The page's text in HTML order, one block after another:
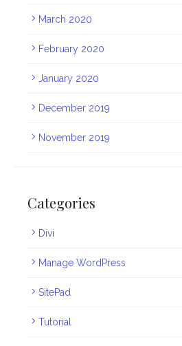
March 2020
February 2020
January 2020
December 2019
November 2019
Categories
Divi
Manage WordPress
SitePad
Tutorial